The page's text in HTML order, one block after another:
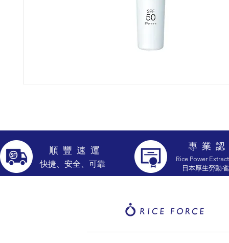
​順 豐 速 運
​快捷、安全、可靠
專 業 認
Rice Power
日本厚生勞動